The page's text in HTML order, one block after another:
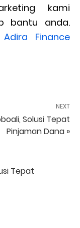
kami
bantu anda.
Finance
NEXT
Solusi Tepat
Pinjaman Dana »
Tepat